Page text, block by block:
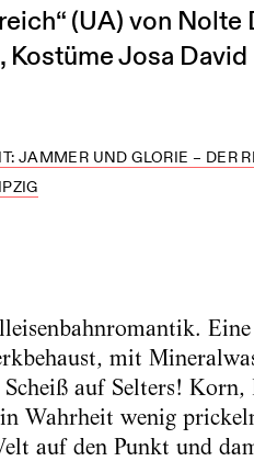
(UA) von
Kostüme Josa
JAMMER UND GLORIE – DER
mit
auf Selters!
Wahrheit wenig
auf den Punkt und